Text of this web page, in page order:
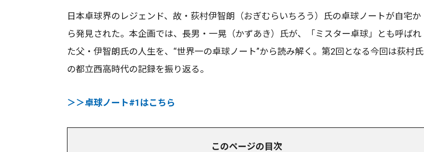
日本卓球界のレジェンド、故・荻村伊智朗（おぎむらいちろう）氏の卓球ノートが自宅か
ら発見された。本企画では、長男・一晃（かずあき）氏が、「ミスター卓球」とも呼ばれ
た父・伊智朗氏の人生を、“世界一の卓球ノート”から読み解く。第2回となる今回は荻村氏
の都立西高時代の記録を振り返る。
＞＞卓球ノート#1はこちら
このページの目次